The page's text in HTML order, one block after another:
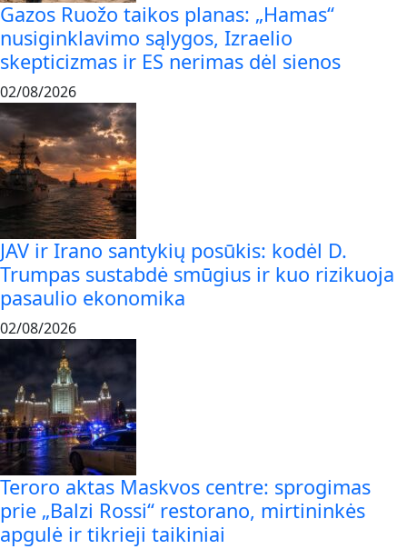
Gazos Ruožo taikos planas: „Hamas“
nusiginklavimo sąlygos, Izraelio
skepticizmas ir ES nerimas dėl sienos
02/08/2026
JAV ir Irano santykių posūkis: kodėl D.
Trumpas sustabdė smūgius ir kuo rizikuoja
pasaulio ekonomika
02/08/2026
Teroro aktas Maskvos centre: sprogimas
prie „Balzi Rossi“ restorano, mirtininkės
apgulė ir tikrieji taikiniai